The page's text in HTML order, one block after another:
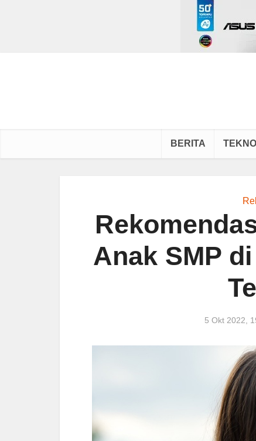
BERITA TEKNO
Anak SMP
5 Okt 2022,